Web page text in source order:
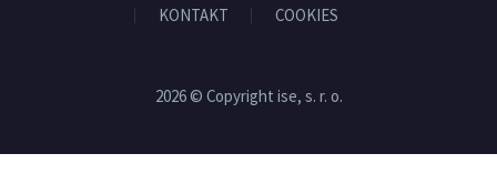
KONTAKT
COOKIES
2026 © Copyright ise, s. r. o.